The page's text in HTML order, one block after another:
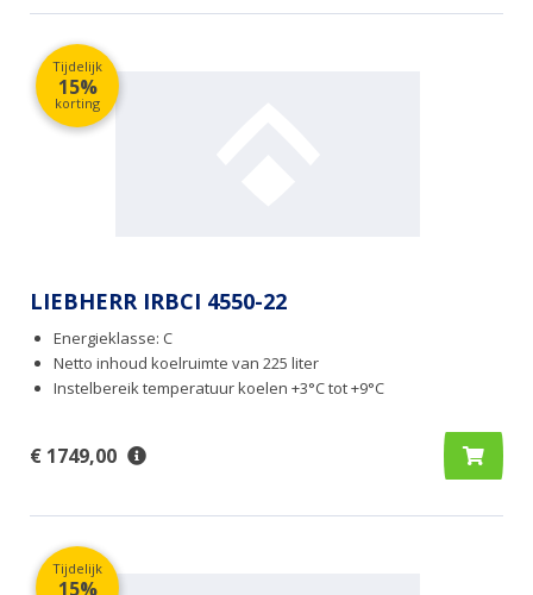
Tijdelijk
15%
korting
LIEBHERR IRBCI 4550-22
Energieklasse: C
Netto inhoud koelruimte van 225 liter
Instelbereik temperatuur koelen +3°C tot +9°C
€ 1749,00
Tijdelijk
15%